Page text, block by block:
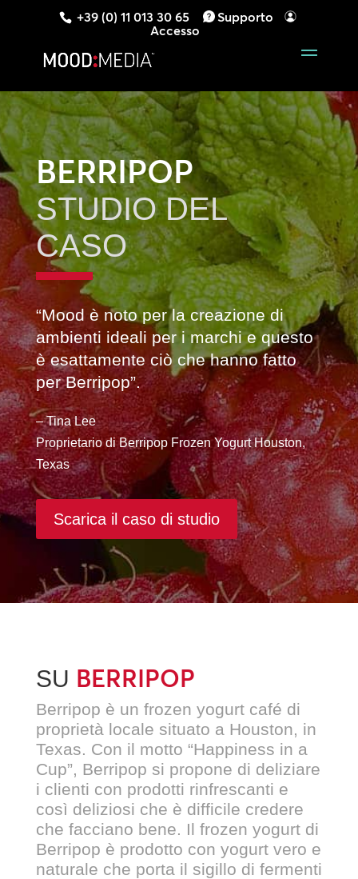
+39 (0) 11 013 30 65
Supporto
Accesso
BERRIPOP
STUDIO DEL
CASO
“Mood è noto per la creazione di
ambienti ideali per i marchi e questo
è esattamente ciò che hanno fatto
per Berripop”.
– Tina Lee
Proprietario di Berripop Frozen Yogurt Houston,
Texas
Scarica il caso di studio
SU BERRIPOP
Berripop è un frozen yogurt café di
proprietà locale situato a Houston, in
Texas. Con il motto “Happiness in a
Cup”, Berripop si propone di deliziare
i clienti con prodotti rinfrescanti e
così deliziosi che è difficile credere
che facciano bene. Il frozen yogurt di
Berripop è prodotto con yogurt vero e
naturale che porta il sigillo di fermenti